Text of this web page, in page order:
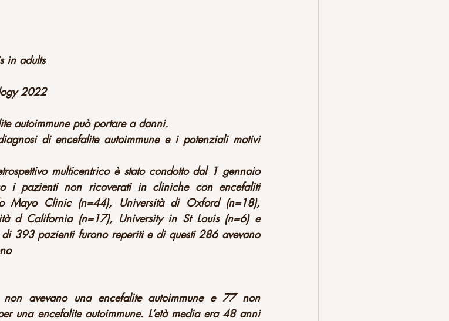
in adults
2022
autoimmune può portare a danni.
di encefalite autoimmune e i potenziali motivi
multicentrico è stato condotto dal 1 gennaio
i pazienti non ricoverati in cliniche con encefaliti
Mayo Clinic (n=44), Università di Oxford (n=18),
d California (n=17), University in St Louis (n=6) e
393 pazienti furono reperiti e di questi 286 avevano
avevano una encefalite autoimmune e 77 non
una encefalite autoimmune. L’età media era 48 anni